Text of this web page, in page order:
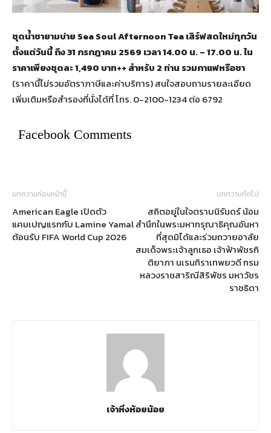
ชุดน้ำชายามบ่าย Sea Soul Afternoon Tea เสิร์ฟสดใหม่ทุกวัน
ตั้งแต่วันนี้ ถึง 31 กรกฎาคม 2569 เวลา 14.00 น. – 17.00 น. ใน
ราคาเพียงชุดละ 1,490 บาท++ สำหรับ 2 ท่าน รวมกาแฟหรือชา
(ราคานี้ไม่รวมอัตราภาษีและค่าบริการ) สนใจสอบถามรายละเอียด
เพิ่มเติมหรือสำรองที่นั่งได้ที่ โทร. 0-2100-1234 ต่อ 6792
Facebook Comments
บทความก่อนหน้านี้
American Eagle เปิดตัว
แคมเปญแรกกับ Lamine Yamal
ต้อนรับ FIFA World Cup 2026
บทความถัดไป
สถิตอยู่ในใจตราบนิรันดร์ น้อม
สำนึกในพระมหากรุณาธิคุณอันหา
ที่สุดมิได้และร่วมถวายอาลัย
สมเด็จพระเจ้าลูกเธอ เจ้าฟ้าพัชรกิ
ติยาภา นเรนทิราเทพยวดี กรม
หลวงราชสาริณีสิริพัชร มหาวัชร
ราชธิดา
เจ้าหิ่งห้อยน้อย